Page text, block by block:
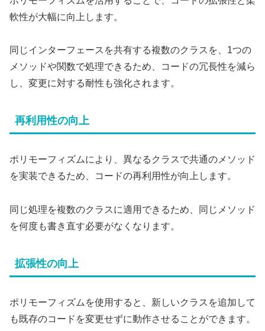
軟性が大幅に向上します。
同じインターフェースを共有する複数のクラスを、1つの
メソッドや関数で処理できるため、コードの冗長性を減ら
し、変更に対する耐性も強化されます。
再利用性の向上
ポリモーフィズムにより、異なるクラスで共通のメソッド
を実装できるため、コードの再利用性が向上します。
同じ処理を複数のクラスに適用できるため、同じメソッド
を何度も書き直す必要がなくなります。
拡張性の向上
ポリモーフィズムを使用すると、新しいクラスを追加して
も既存のコードを変更せずに動作させることができます。